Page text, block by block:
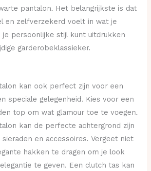
pantalon. Het belangrijkste is dat
en zelfverzekerd voelt in wat je
je persoonlijke stijl kunt uitdrukken
garderobeklassieker.
kan ook perfect zijn voor een
speciale gelegenheid. Kies voor een
top om wat glamour toe te voegen.
kan de perfecte achtergrond zijn
en accessoires. Vergeet niet
hakken te dragen om je look
te geven. Een clutch tas kan